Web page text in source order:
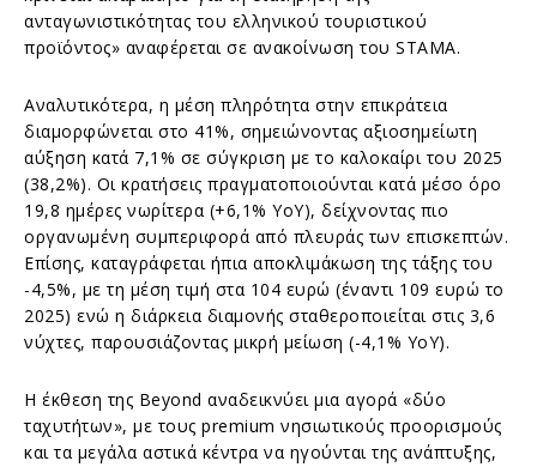
ανταγωνιστικότητας του ελληνικού τουριστικού
προϊόντος» αναφέρεται σε ανακοίνωση του STAMA.
Αναλυτικότερα, η μέση πληρότητα στην επικράτεια
διαμορφώνεται στο 41%, σημειώνοντας αξιοσημείωτη
αύξηση κατά 7,1% σε σύγκριση με το καλοκαίρι του 2025
(38,2%). Οι κρατήσεις πραγματοποιούνται κατά μέσο όρο
19,8 ημέρες νωρίτερα (+6,1% YoY), δείχνοντας πιο
οργανωμένη συμπεριφορά από πλευράς των επισκεπτών.
Επίσης, καταγράφεται ήπια αποκλιμάκωση της τάξης του
-4,5%, με τη μέση τιμή στα 104 ευρώ (έναντι 109 ευρώ το
2025) ενώ η διάρκεια διαμονής σταθεροποιείται στις 3,6
νύχτες, παρουσιάζοντας μικρή μείωση (-4,1% YoY).
Η έκθεση της Beyond αναδεικνύει μια αγορά «δύο
ταχυτήτων», με τους premium νησιωτικούς προορισμούς
και τα μεγάλα αστικά κέντρα να ηγούνται της ανάπτυξης,